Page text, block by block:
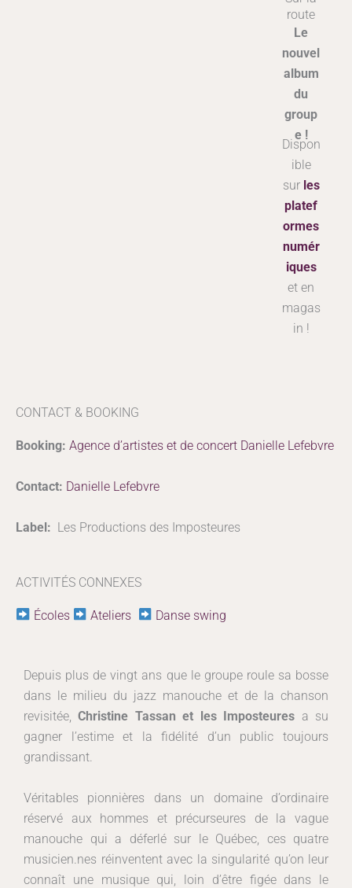
route
Le
nouvel
album
du
group
e !
Dispon
ible
sur les
platef
ormes
numér
iques
et en
magas
in !
CONTACT & BOOKING
Booking: Agence d’artistes et de concert Danielle Lefebvre
Contact: Danielle Lefebvre
Label: Les Productions des Imposteures
ACTIVITÉS CONNEXES
Écoles Ateliers Danse swing
Depuis plus de vingt ans que le groupe roule sa bosse
dans le milieu du jazz manouche et de la chanson
revisitée,Christine Tassan et les Imposteures a su
gagner l’estime et la fidélité d’un public toujours
grandissant.
Véritables pionnières dans un domaine d’ordinaire
réservé aux hommes et précurseures de la vague
manouche qui a déferlé sur le Québec, ces quatre
musicien.nes réinventent avec la singularité qu’on leur
connaît une musique qui, loin d’être figée dans le